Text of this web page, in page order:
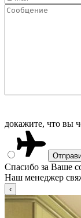
докажите, что вы
Спасибо за Ваше
Наш менеджер